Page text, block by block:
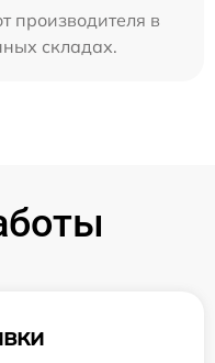
производителя в
складах.